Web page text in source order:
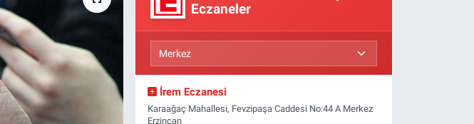
Eczaneler
İrem Eczanesi
Karaağaç Mahallesi, Fevzipaşa Caddesi No:44 A Merkez
Erzincan